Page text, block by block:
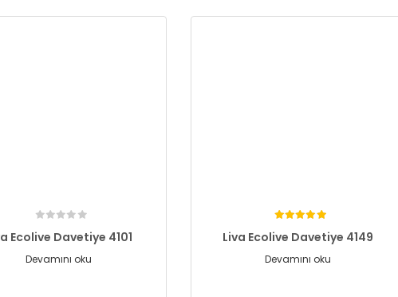
Ecolive Davetiye 4101
Devamını oku
Liva Ecolive Davetiye 4149
Devamını oku